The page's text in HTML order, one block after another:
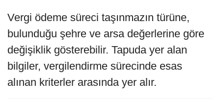
Vergi ödeme süreci taşınmazın türüne,
bulunduğu şehre ve arsa değerlerine göre
değişiklik gösterebilir. Tapuda yer alan
bilgiler, vergilendirme sürecinde esas
alınan kriterler arasında yer alır.